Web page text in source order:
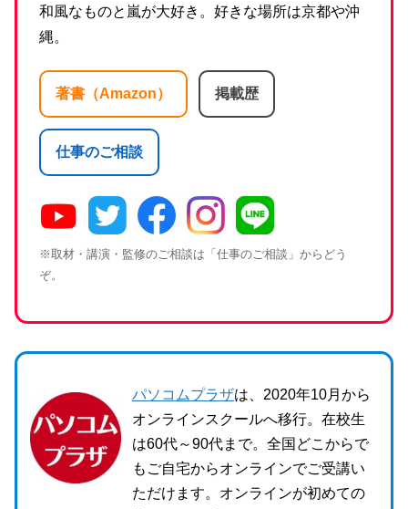
和風なものと嵐が大好き。好きな場所は京都や沖
縄。
著書（Amazon） 掲載歴
仕事のご相談
※取材・講演・監修のご相談は「仕事のご相談」からどう
ぞ。
パソコムプラザは、2020年10月から
オンラインスクールへ移行。在校生
は60代～90代まで。全国どこからで
もご自宅からオンラインでご受講い
ただけます。オンラインが初めての